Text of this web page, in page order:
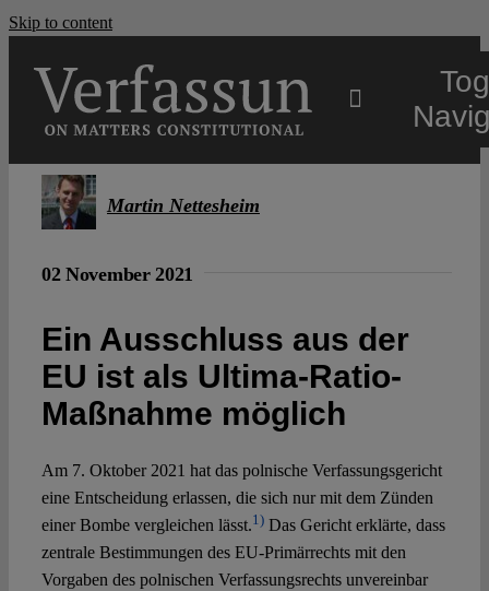
Skip to content
Open Access
Authors
Spotlight
Martin Nettesheim
02 November 2021
Ein Ausschluss aus der
EU ist als Ultima-Ratio-
Maßnahme möglich
Am 7. Oktober 2021 hat das polnische Verfassungsgericht
eine Entscheidung erlassen, die sich nur mit dem Zünden
einer Bombe vergleichen lässt.1)Das Gericht erklärte, dass
zentrale Bestimmungen des EU-Primärrechts mit den
Vorgaben des polnischen Verfassungsrechts unvereinbar